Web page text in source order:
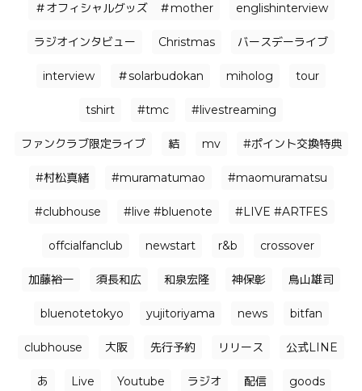
＃オフィシャルグッズ ＃mother englishinterview
ラジオインタビュー Christmas バースデーライブ
interview ＃solarbudokan miholog tour
tshirt #tmc #livestreaming
ファンクラブ限定ライブ 結 mv #ポイント交換特典
#村松真緒 #muramatumao #maomuramatsu
#clubhouse #live #bluenote #LIVE #ARTFES
offcialfanclub newstart r&b crossover
加藤裕一 須長和広 和泉宏隆 神保彰 鳥山雄司
bluenotetokyo yujitoriyama news bitfan
clubhouse 大阪 先行予約 リリース 公式LINE
あ Live Youtube ラジオ 配信 goods